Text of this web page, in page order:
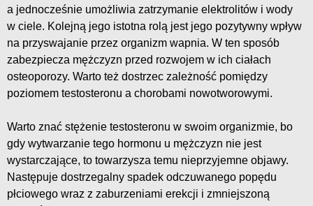
a jednocześnie umożliwia zatrzymanie elektrolitów i wody
w ciele. Kolejną jego istotna rolą jest jego pozytywny wpływ
na przyswajanie przez organizm wapnia. W ten sposób
zabezpiecza mężczyzn przed rozwojem w ich ciałach
osteoporozy. Warto też dostrzec zależność pomiędzy
poziomem testosteronu a chorobami nowotworowymi.
Warto znać stężenie testosteronu w swoim organizmie, bo
gdy wytwarzanie tego hormonu u mężczyzn nie jest
wystarczające, to towarzysza temu nieprzyjemne objawy.
Następuje dostrzegalny spadek odczuwanego popędu
płciowego wraz z zaburzeniami erekcji i zmniejszoną